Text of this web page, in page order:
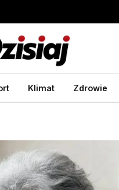
Klimat Zdrowie